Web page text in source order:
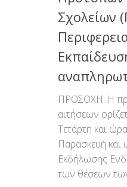
Σχολείων
ΠΡΟΣΟΧΗ: Η
αιτήσεων
Τετάρτη και
Παρασκευή
Εκδήλωσης
των θέσεων